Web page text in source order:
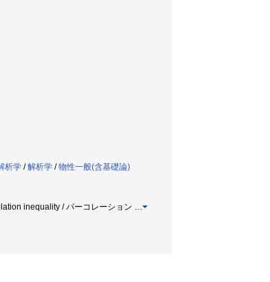
析学 /解析学 /物性一般(含基礎論)
inequality / パーコレーション …